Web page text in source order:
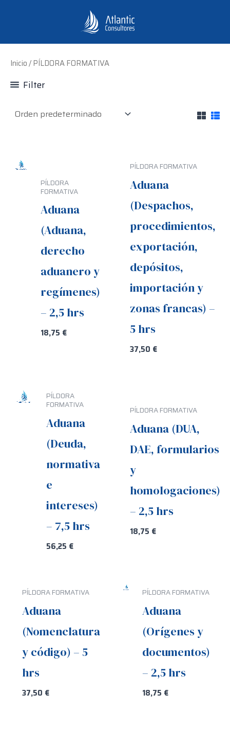
Inicio/ PÍLDORA FORMATIVA
Filter
PÍLDORA
FORMATIVA
Aduana
(Aduana,
derecho
aduanero y
regímenes)
– 2,5 hrs
18,75 €
PÍLDORA FORMATIVA
Aduana
(Despachos,
procedimientos,
exportación,
depósitos,
importación y
zonas francas) –
5 hrs
37,50 €
PÍLDORA
FORMATIVA
Aduana
(Deuda,
normativa
e
intereses)
– 7,5 hrs
56,25 €
PÍLDORA FORMATIVA
Aduana (DUA,
DAE, formularios
y
homologaciones)
– 2,5 hrs
18,75 €
PÍLDORA FORMATIVA
Aduana
(Nomenclatura
y código) – 5
hrs
37,50 €
PÍLDORA FORMATIVA
Aduana
(Orígenes y
documentos)
– 2,5 hrs
18,75 €